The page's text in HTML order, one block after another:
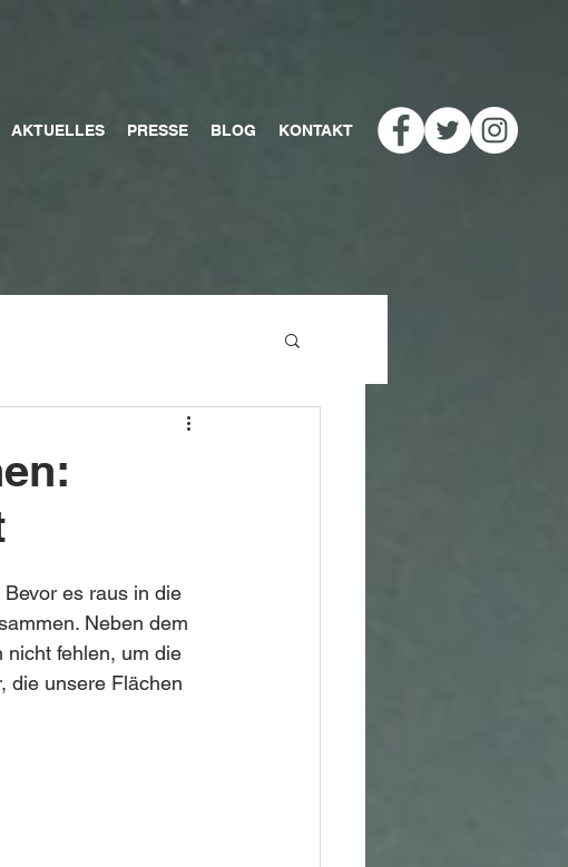
AKTUELLES PRESSE BLOG KONTAKT
es raus in die
Neben dem
nicht fehlen, um die
die unsere Flächen